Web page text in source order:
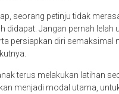
seorang petinju tidak
didapat. Jangan pernah lelah
persiapkan diri semaksimal
terus melakukan latihan
menjadi modal utama,